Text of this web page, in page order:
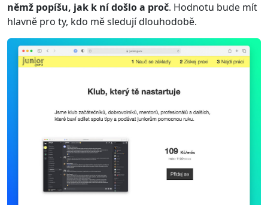
němž popíšu, jak k ní došlo a proč. Hodnotu bude mít
hlavně pro ty, kdo mě sledují dlouhodobě.